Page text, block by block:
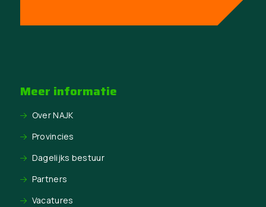
Meer informatie
Over NAJK
Provincies
Dagelijks bestuur
Partners
Vacatures